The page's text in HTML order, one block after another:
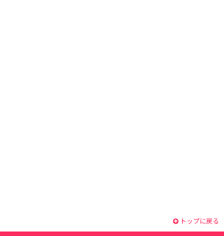
トップに戻る